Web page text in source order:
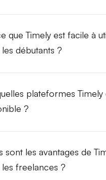
que Timely est facile à
débutants ?
plateformes Timely
?
sont les avantages de
freelances ?